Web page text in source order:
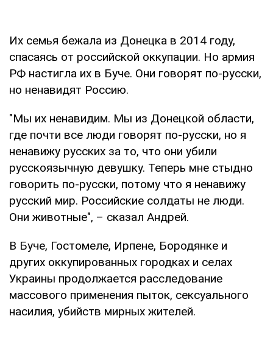
Их семья бежала из Донецка в 2014 году,
спасаясь от российской оккупации. Но армия
РФ настигла их в Буче. Они говорят по-русски,
но ненавидят Россию.
"Мы их ненавидим. Мы из Донецкой области,
где почти все люди говорят по-русски, но я
ненавижу русских за то, что они убили
русскоязычную девушку. Теперь мне стыдно
говорить по-русски, потому что я ненавижу
русский мир. Российские солдаты не люди.
Они животные", – сказал Андрей.
В Буче, Гостомеле, Ирпене, Бородянке и
других оккупированных городках и селах
Украины продолжается расследование
массового применения пыток, сексуального
насилия, убийств мирных жителей.